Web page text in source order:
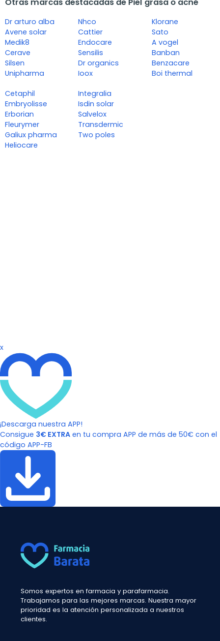
Otras marcas destacadas de Piel grasa o acné
Dr arturo alba
Avene solar
Medik8
Cerave
Silsen
Unipharma
Nhco
Cattier
Endocare
Sensilis
Dr organics
Ioox
Klorane
Sato
A vogel
Banban
Benzacare
Boi thermal
Cetaphil
Embryolisse
Erborian
Fleurymer
Galiux pharma
Heliocare
Integralia
Isdin solar
Salvelox
Transdermic
Two poles
x
¡Descarga nuestra APP!
Consigue 3€ EXTRA en tu compra APP de más de 50€ con el
código APP-FB
Somos expertos en farmacia y parafarmacia.
Trabajamos para las mejores marcas. Nuestra mayor
prioridad es la atención personalizada a nuestros
clientes.